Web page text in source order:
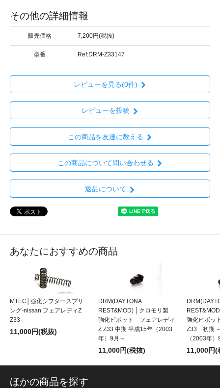
その他の詳細情報
販売価格 7,200円(税抜)
型番 Ref:DRM-Z33147
レビューを見る(0件)
レビューを投稿
この商品を友達に教える
この商品について問い合わせる
返品について
あなたにおすすめの商品
MTEC│強化シフタースプリ
ング-nissan フェアレディZ
Z33
11,000円(税抜)
DRM(DAYTONA
REST&MOD) │クロモリ製
強化ピボット フェアレディ
Z Z33 中期 平成15年（2003
年）9月～
11,000円(税抜)
強化ピボッ
Z33 初期
（2003年）
11,000円(
ほかの商品を探す